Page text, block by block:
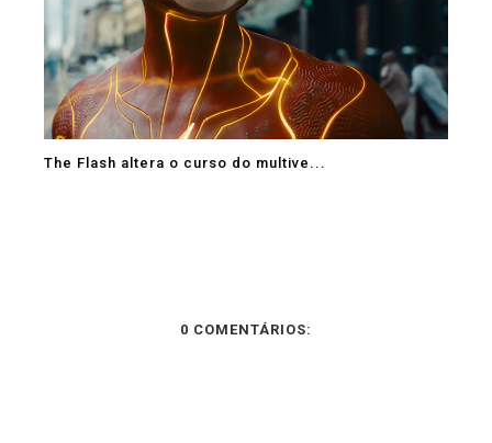
The Flash altera o curso do multive...
0 COMENTÁRIOS: